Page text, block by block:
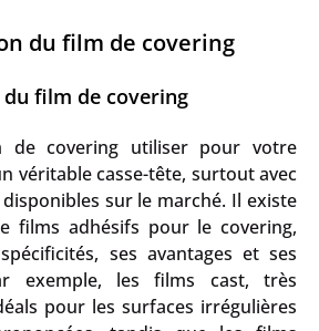
du film de covering
du film de covering
de covering utiliser pour votre
véritable casse-tête, surtout avec
sur le marché. Il existe
films adhésifs pour le covering,
ses avantages et ses
exemple, les films cast, très
pour les surfaces irrégulières